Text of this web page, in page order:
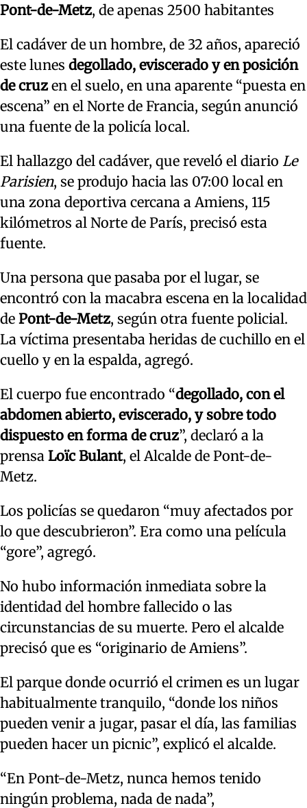
Pont-de-Metz, de apenas 2500 habitantes
El cadáver de un hombre, de 32 años, apareció
este lunes degollado, eviscerado y en posición
de cruzen el suelo, en una aparente “puesta en
escena” en el Norte de Francia, según anunció
una fuente de la policía local.
El hallazgo del cadáver, que reveló el diario Le
Parisien, se produjo hacia las 07:00 local en
una zona deportiva cercana a Amiens, 115
kilómetros al Norte de París, precisó esta
fuente.
Una persona que pasaba por el lugar, se
encontró con la macabra escena en la localidad
de Pont-de-Metz, según otra fuente policial.
La víctima presentaba heridas de cuchillo en el
cuello y en la espalda, agregó.
El cuerpo fue encontrado “degollado, con el
abdomen abierto, eviscerado, y sobre todo
dispuesto en forma de cruz”, declaró a la
prensa Loïc Bulant, el Alcalde de Pont-de-
Metz.
Los policías se quedaron “muy afectados por
lo que descubrieron”. Era como una película
“gore”, agregó.
No hubo información inmediata sobre la
identidad del hombre fallecido o las
circunstancias de su muerte. Pero el alcalde
precisó que es “originario de Amiens”.
El parque donde ocurrió el crimen es un lugar
habitualmente tranquilo, “donde los niños
pueden venir a jugar, pasar el día, las familias
pueden hacer un picnic”, explicó el alcalde.
“En Pont-de-Metz, nunca hemos tenido
ningún problema, nada de nada”,